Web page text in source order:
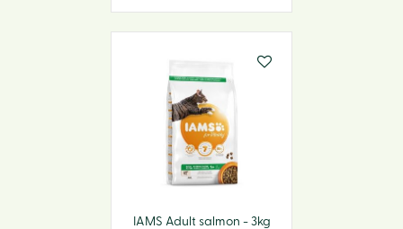
IAMS Adult salmon - 3kg